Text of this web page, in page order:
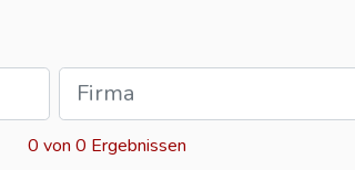
0 von 0 Ergebnissen